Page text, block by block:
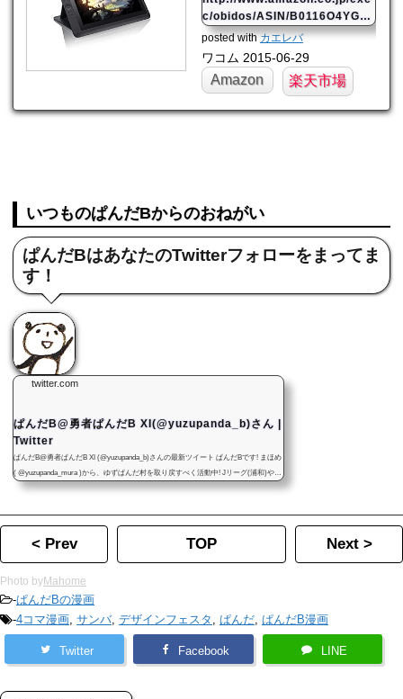
c/obidos/ASIN/B0116O4YGE/
mahome94-22/ref=nosim/
posted withカエレバ
ワコム 2015-06-29
Amazon 楽天市場
いつものぱんだBからのおねがい
ぱんだBはあなたのTwitterフォローをまってま
す！
twitter.com
ぱんだB@勇者ぱんだB XI(@yuzupanda_b)さん |
Twitter
ぱんだB@勇者ぱんだB XI (@yuzupanda_b)さんの最新ツイート ぱんだBです! まほめ
( @yuzupanda_mura )から、ゆずぱんだ村を取り戻すべく活動中! Jリーグ(浦和)やゲ
ームにボードゲーム。まほめやぱんだBのボドゲ・ハンドメイド・イベント情報、
< Prev TOP Next >
Photo byMahome
-ぱんだBの漫画
-4コマ漫画, サンバ, デザインフェスタ , ぱんだ, ぱんだB漫画
Twitter Facebook LINE